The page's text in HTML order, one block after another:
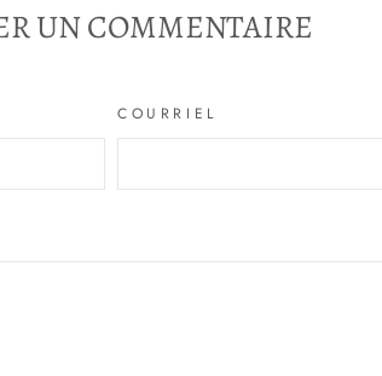
UN COMMENTAIRE
COURRIEL